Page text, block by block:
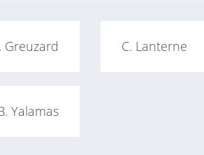
Greuzard C. Lanterne
Yalamas